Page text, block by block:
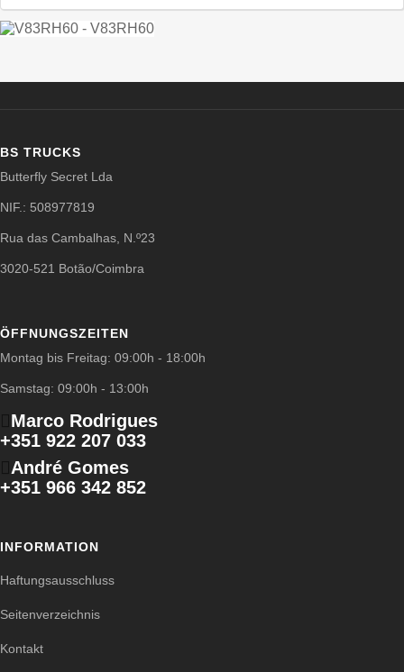
BS TRUCKS
Butterfly Secret Lda
NIF.: 508977819
Rua das Cambalhas, N.º23
3020-521 Botão/Coimbra
ÖFFNUNGSZEITEN
Montag bis Freitag: 09:00h - 18:00h
Samstag: 09:00h - 13:00h
Marco Rodrigues
+351 922 207 033
André Gomes
+351 966 342 852
INFORMATION
Haftungsausschluss
Seitenverzeichnis
Kontakt